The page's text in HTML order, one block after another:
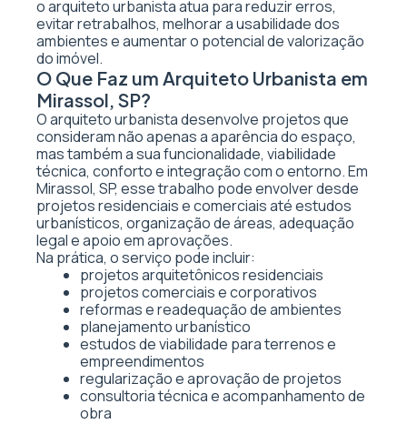
o arquiteto urbanista atua para reduzir erros,
evitar retrabalhos, melhorar a usabilidade dos
ambientes e aumentar o potencial de valorização
do imóvel.
O Que Faz um Arquiteto Urbanista em
Mirassol, SP?
O arquiteto urbanista desenvolve projetos que
consideram não apenas a aparência do espaço,
mas também a sua funcionalidade, viabilidade
técnica, conforto e integração com o entorno. Em
Mirassol, SP, esse trabalho pode envolver desde
projetos residenciais e comerciais até estudos
urbanísticos, organização de áreas, adequação
legal e apoio em aprovações.
Na prática, o serviço pode incluir:
projetos arquitetônicos residenciais
projetos comerciais e corporativos
reformas e readequação de ambientes
planejamento urbanístico
estudos de viabilidade para terrenos e
empreendimentos
regularização e aprovação de projetos
consultoria técnica e acompanhamento de
obra